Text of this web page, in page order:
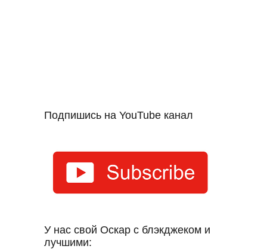
Подпишись на YouTube канал
У нас свой Оскар с блэкджеком и
лучшими: